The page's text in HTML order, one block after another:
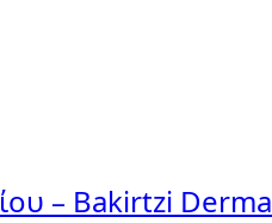
– Bakirtzi Derma